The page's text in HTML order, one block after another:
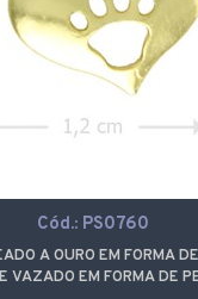
Cód.: PS0760
A OURO EM FORMA
VAZADO EM FORMA DE